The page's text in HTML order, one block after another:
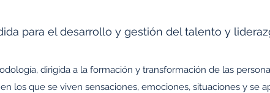
para el desarrollo y gestión del talento y
dirigida a la formación y transformación de las
los que se viven sensaciones, emociones, situaciones y se